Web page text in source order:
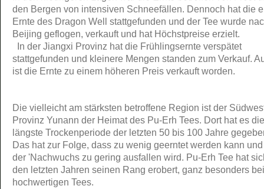
den Bergen von intensiven Schneefällen. Dennoch hat die
Ernte des Dragon Well stattgefunden und der Tee wurde
Beijing geflogen, verkauft und hat Höchstpreise erzielt.
In der Jiangxi Provinz hat die Frühlingsernte verspätet
stattgefunden und kleinere Mengen standen zum Verkauf.
ist die Ernte zu einem höheren Preis verkauft worden.
Die vielleicht am stärksten betroffene Region ist der
Provinz Yunann der Heimat des Pu-Erh Tees. Dort hat es die
längste Trockenperiode der letzten 50 bis 100 Jahre
Das hat zur Folge, dass zu wenig geerntet werden kann
der 'Nachwuchs zu gering ausfallen wird. Pu-Erh Tee hat
den letzten Jahren seinen Rang erobert, ganz besonders
hochwertigen Tees.